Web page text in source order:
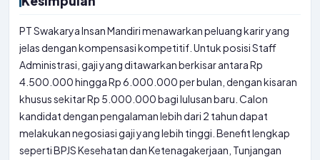
PT Swakarya Insan Mandiri menawarkan peluang karir yang
jelas dengan kompensasi kompetitif. Untuk posisi Staff
Administrasi, gaji yang ditawarkan berkisar antara Rp
4.500.000 hingga Rp 6.000.000 per bulan, dengan kisaran
khusus sekitar Rp 5.000.000 bagi lulusan baru. Calon
kandidat dengan pengalaman lebih dari 2 tahun dapat
melakukan negosiasi gaji yang lebih tinggi. Benefit lengkap
seperti BPJS Kesehatan dan Ketenagakerjaan, Tunjangan